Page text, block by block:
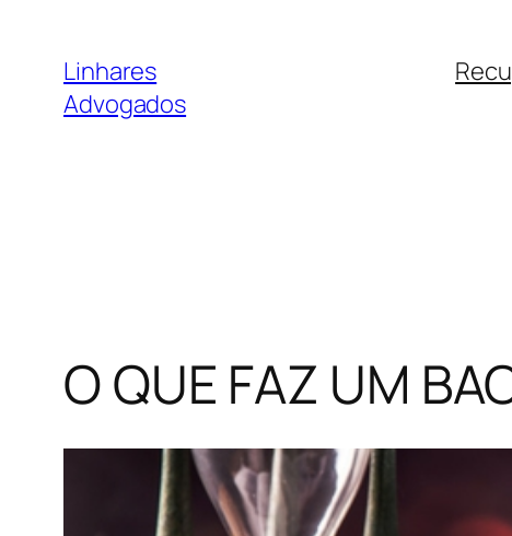
conteúdo
Linhares
Advogados
O QUE FAZ UM